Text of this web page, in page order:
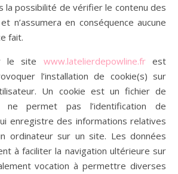
la possibilité de vérifier le contenu des
n’assumera en conséquence aucune
fait.
le site www.latelierdepowline.frest
l’installation de cookie(s) sur
Un cookie est un fichier de
permet pas l’identification de
enregistre des informations relatives
ordinateur sur un site. Les données
à faciliter la navigation ultérieure sur
vocation à permettre diverses